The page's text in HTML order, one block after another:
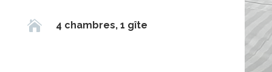
 4 chambres, 1 gîte